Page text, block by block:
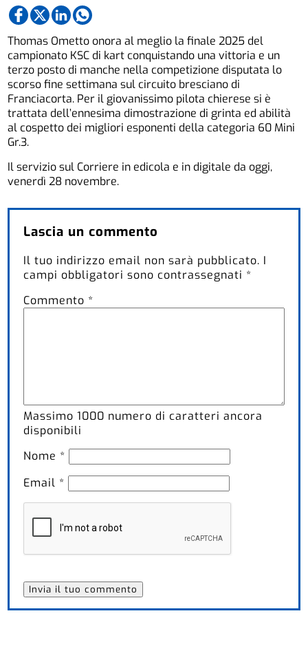
Thomas Ometto onora al meglio la finale 2025 del
campionato KSC di kart conquistando una vittoria e un
terzo posto di manche nella competizione disputata lo
scorso fine settimana sul circuito bresciano di
Franciacorta. Per il giovanissimo pilota chierese si è
trattata dell’ennesima dimostrazione di grinta ed abilità
al cospetto dei migliori esponenti della categoria 60 Mini
Gr.3.
Il servizio sul Corriere in edicola e in digitale da oggi,
venerdì 28 novembre.
Lascia un commento
Il tuo indirizzo email non sarà pubblicato. I
campi obbligatori sono contrassegnati *
Commento *
Massimo1000 numero di caratteri ancora
disponibili
Nome *
Email *